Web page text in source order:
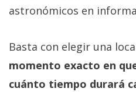
astronómicos en
Basta con elegir una
momento exacto en
cuánto tiempo durará